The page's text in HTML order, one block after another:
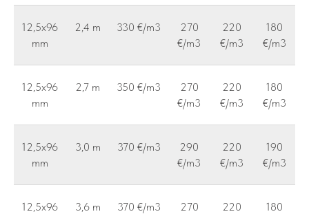
12,5x96
mm
2,4 m 330 €/m3
270
€/m3
220
€/m3
180
€/m3
12,5x96
mm
2,7 m 350 €/m3
270
€/m3
220
€/m3
180
€/m3
12,5x96
mm
3,0 m 370 €/m3
290
€/m3
220
€/m3
190
€/m3
12,5x96
3,6 m 370 €/m3
270
220
180